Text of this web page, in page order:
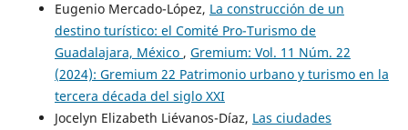
Eugenio Mercado-López, La construcción de un
destino turístico: el Comité Pro-Turismo de
Guadalajara, México , Gremium: Vol. 11 Núm. 22
(2024): Gremium 22 Patrimonio urbano y turismo en la
tercera década del siglo XXI
Jocelyn Elizabeth Liévanos-Díaz, Las ciudades